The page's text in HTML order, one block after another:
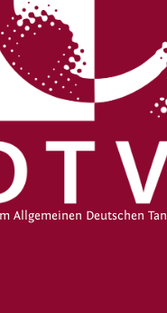
Allgemeinen Deutschen